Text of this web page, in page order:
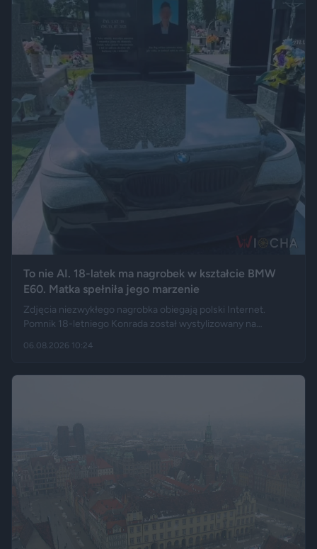
To nie AI. 18-latek ma nagrobek w kształcie BMW
E60. Matka spełniła jego marzenie
Zdjęcia niezwykłego nagrobka obiegają polski Internet.
Pomnik 18-letniego Konrada został wystylizowany na
logo marki, a nawet elementy przypominające układ
06.08.2026 10:24